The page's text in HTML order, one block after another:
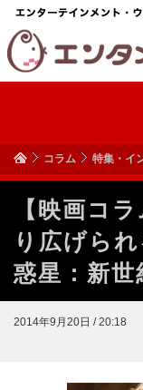
コラム 特集・イ
【映画コ
り広げら
惑星：新世
2014年9月20日 / 20:18